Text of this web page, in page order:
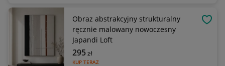
Obraz abstrakcyjny strukturalny
ręcznie malowany nowoczesny
Japandi Loft
KUP TERAZ
295zł